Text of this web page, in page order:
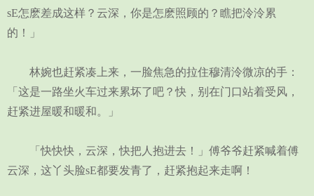
sE怎麽差成这样？云深，你是怎麽照顾的？瞧把泠泠累
的！」
林婉也赶紧凑上来，一脸焦急的拉住穆清泠微凉的手：
「这是一路坐火车过来累坏了吧？快，别在门口站着受风，
赶紧进屋暖和暖和。」
「快快快，云深，快把人抱进去！」傅爷爷赶紧喊着傅
云深，这丫头脸sE都要发青了，赶紧抱起来走啊！